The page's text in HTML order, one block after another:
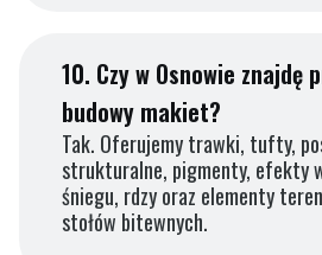
10. Czy w Osnowie znajdę
budowy makiet?
Tak. Oferujemy trawki, tufty,
strukturalne, pigmenty, efekty
śniegu, rdzy oraz elementy
stołów bitewnych.